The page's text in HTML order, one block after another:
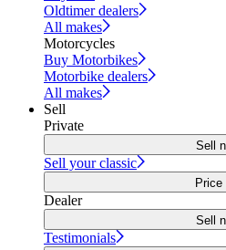
Oldtimer dealers
All makes
Motorcycles
Buy Motorbikes
Motorbike dealers
All makes
Sell
Private
Sell
Sell your classic
Dealer
Sell
Testimonials